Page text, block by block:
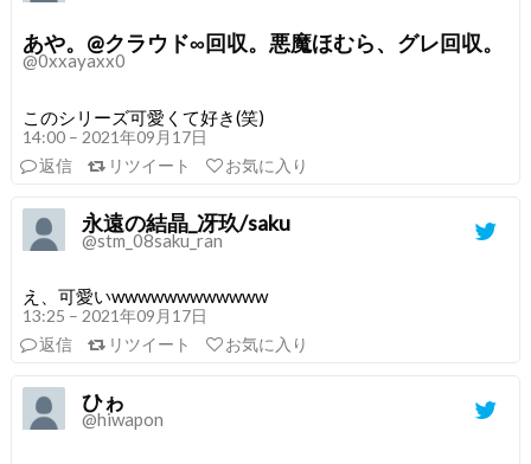
あや。@クラウド∞回収。悪魔ほむら、グレ回収。
@0xxayaxx0
このシリーズ可愛くて好き(笑)
14:00 – 2021年09月17日
返信
リツイート お気に入り
永遠の結晶_冴玖/saku
@stm_08saku_ran
え、可愛いwwwwwwwwwwww
13:25 – 2021年09月17日
返信
リツイート お気に入り
ひゎ
@hiwapon